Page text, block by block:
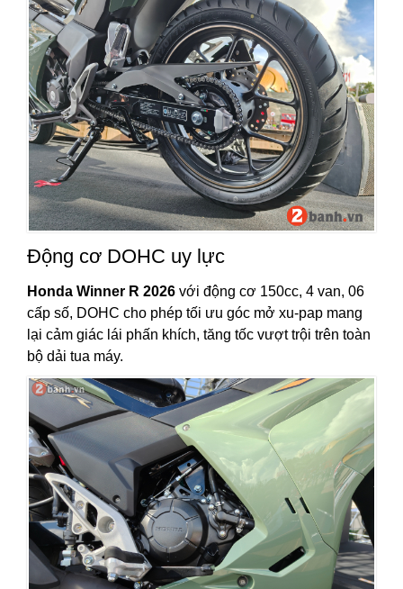
Động cơ DOHC uy lực
Honda Winner R 2026 với động cơ 150cc, 4 van, 06
cấp số, DOHC cho phép tối ưu góc mở xu-pap mang
lại cảm giác lái phấn khích, tăng tốc vượt trội trên toàn
bộ dải tua máy.